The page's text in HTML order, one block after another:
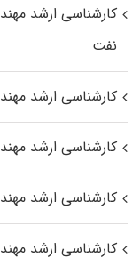
کارشناسی ارشد
نفت
کارشناسی ارشد
کارشناسی ارشد
کارشناسی ارشد
کارشناسی ارشد